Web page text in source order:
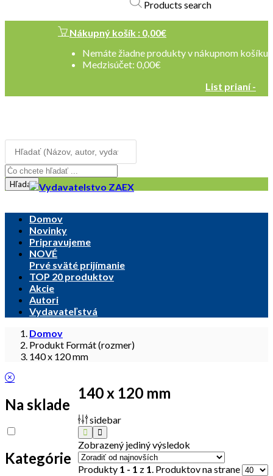
Nákupný košík : 0,00€
Nemáte žiadne produkty v nákupnom košíku
Medzisúčet: 0,00€
List prianí -
Products search
Hľadať
Domov
Novinky
Pripravujeme
NOVÉ
Prvé sväté prijímanie
TOP 20 produktov
Akcie
Autori
Vydavateľstvá
Domov
Produkt Formát (rozmer)
140 x 120 mm
140 x 120 mm
sidebar
Zobrazený jediný výsledok
Produkty 1 - 1 z 1. Produktov na strane
Na sklade
Kategórie